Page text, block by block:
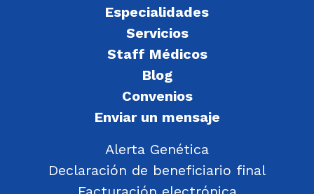
Especialidades
Servicios
Staff Médicos
Blog
Convenios
Enviar un mensaje
Alerta Genética
Declaración de beneficiario final